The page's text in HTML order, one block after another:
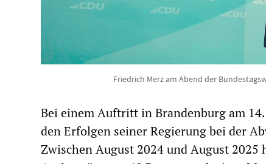
Friedrich Merz am Abend der
Bei einem Auftritt in Brandenburg am
den Erfolgen seiner Regierung bei der
Zwischen August 2024 und August 2025